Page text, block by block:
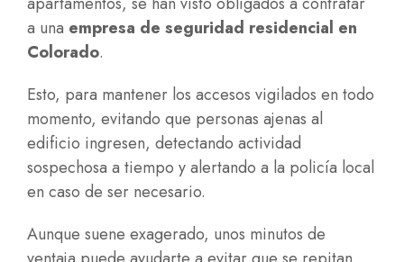
a una empresa de seguridad residencial en
Colorado.
Esto, para mantener los accesos vigilados en todo
momento, evitando que personas ajenas al
edificio ingresen, detectando actividad
sospechosa a tiempo y alertando a la policía local
en caso de ser necesario.
Aunque suene exagerado, unos minutos de